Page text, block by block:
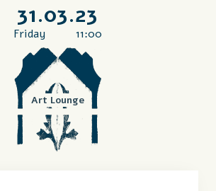
31.03.23
Friday 11:00
Art Lounge